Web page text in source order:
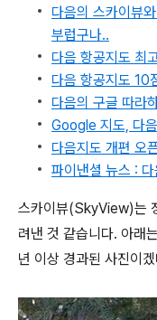
다음의 스카이뷰
부럽구나..
다음 항공지도 최
다음 항공지도 10
다음의 구글 따라
Google 지도, 다
다음지도 개편 오
파이낸셜 뉴스 :
스카이뷰(SkyView)는
려낸 것 같습니다. 아래
년 이상 경과된 사진이